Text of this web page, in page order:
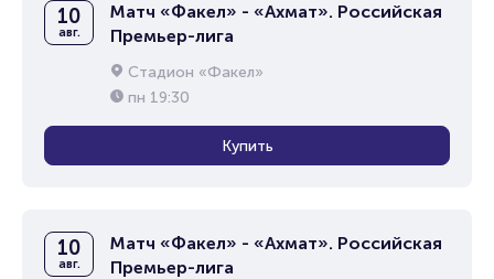
10
авг.
Матч «Факел» - «Ахмат». Российская
Премьер-лига
Стадион «Факел»
пн 19:30
Купить
10
авг.
Матч «Факел» - «Ахмат». Российская
Премьер-лига